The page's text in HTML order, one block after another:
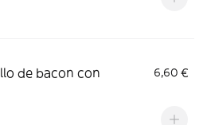
de bacon con
6,60 €